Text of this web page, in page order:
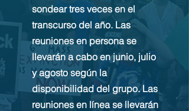
sondear tres veces en el
transcurso del año. Las
reuniones en persona se
llevarán a cabo en junio, julio
y agosto según la
disponibilidad del grupo. Las
reuniones en línea se llevarán